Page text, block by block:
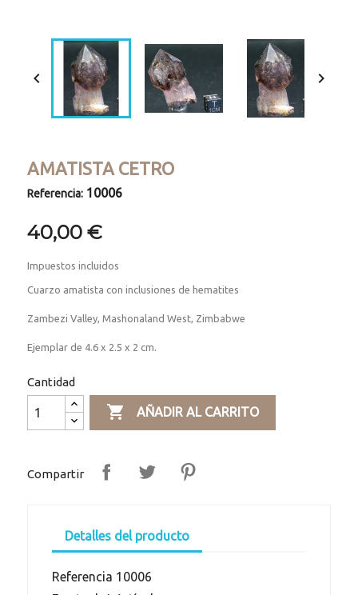
 
AMATISTA CETRO
Referencia: 10006
40,00 €
Impuestos incluidos
Cuarzo amatista con inclusiones de hematites
Zambezi Valley, Mashonaland West, Zimbabwe
Ejemplar de 4.6 x 2.5 x 2 cm.
Cantidad
 AÑADIR AL CARRITO
Compartir
Detalles del producto
Referencia 10006